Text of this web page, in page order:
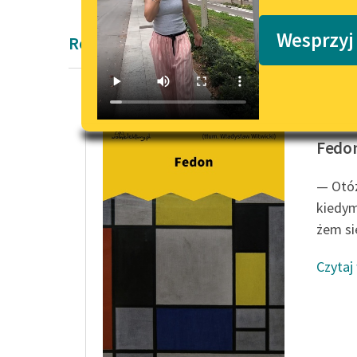
Rozprawa Platon
—
żem
Czytaj